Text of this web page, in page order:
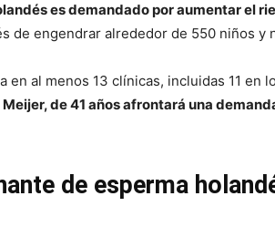
es demandado por aumentar el
de engendrar alrededor de 550 niños y
en al menos 13 clínicas, incluidas 11 en
de 41 años afrontará una
de esperma